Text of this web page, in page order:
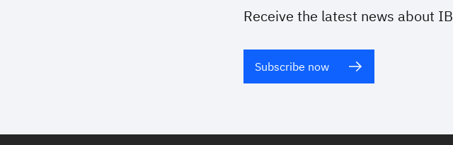
Receive the latest news about
Subscribe now